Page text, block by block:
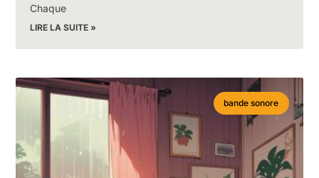
Chaque
LIRE LA SUITE »
bande sonore